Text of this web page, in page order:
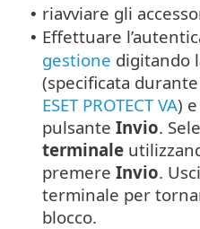
• riavviare gli
• Effettuare
gestione digitando
(specificata
ESET PROTECT VA)
pulsante Invio.
terminale
premere Invio.
terminale per
blocco.